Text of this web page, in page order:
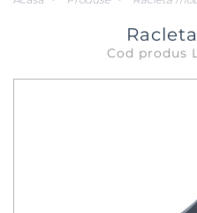
Cod produs